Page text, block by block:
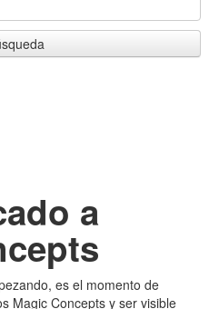
a
es el momento de
Magic Concepts y ser visible